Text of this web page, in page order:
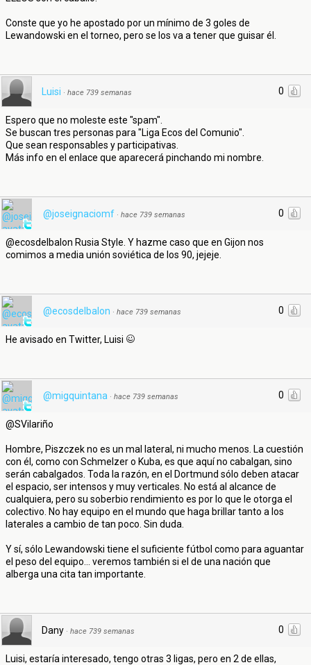
Conste que yo he apostado por un mínimo de 3 goles de
Lewandowski en el torneo, pero se los va a tener que guisar él.
0
Luisi · hace 739 semanas
Espero que no moleste este "spam".
Se buscan tres personas para "Liga Ecos del Comunio".
Que sean responsables y participativas.
Más info en el enlace que aparecerá pinchando mi nombre.
0
@joseignaciomf · hace 739 semanas
@ecosdelbalon Rusia Style. Y hazme caso que en Gijon nos
comimos a media unión soviética de los 90, jejeje.
0
@ecosdelbalon · hace 739 semanas
He avisado en Twitter, Luisi
0
@migquintana · hace 739 semanas
@SVilariño
Hombre, Piszczek no es un mal lateral, ni mucho menos. La cuestión
con él, como con Schmelzer o Kuba, es que aquí no cabalgan, sino
serán cabalgados. Toda la razón, en el Dortmund sólo deben atacar
el espacio, ser intensos y muy verticales. No está al alcance de
cualquiera, pero su soberbio rendimiento es por lo que le otorga el
colectivo. No hay equipo en el mundo que haga brillar tanto a los
laterales a cambio de tan poco. Sin duda.
Y sí, sólo Lewandowski tiene el suficiente fútbol como para aguantar
el peso del equipo... veremos también si el de una nación que
alberga una cita tan importante.
0
Dany · hace 739 semanas
Luisi, estaría interesado, tengo otras 3 ligas, pero en 2 de ellas,